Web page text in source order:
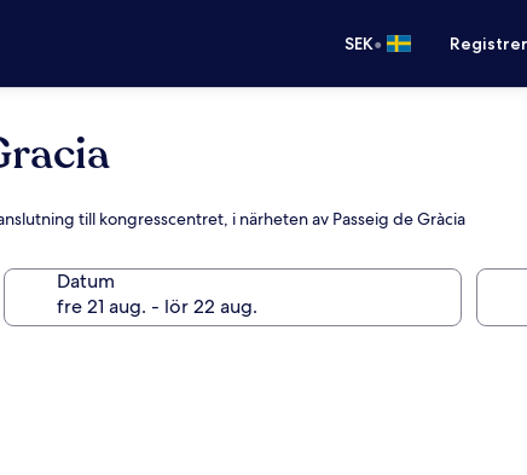
SEK•
till kongresscentret, i närheten av Passeig de Gràcia
Datum